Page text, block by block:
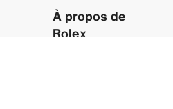
À propos de
Rolex